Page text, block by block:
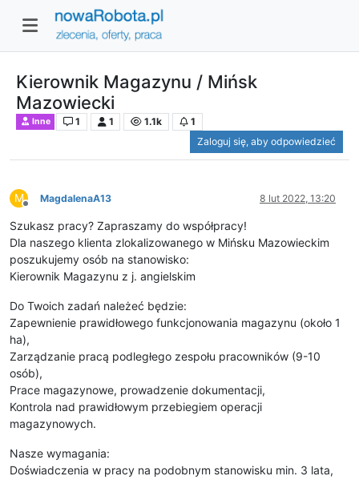
Kierownik Magazynu / Mińsk
Mazowiecki
Inne 1 1 1.1k
1
Zaloguj się, aby odpowiedzieć
M
Niedostępny
MagdalenaA13 8 lut 2022, 13:20
Szukasz pracy? Zapraszamy do współpracy!
Dla naszego klienta zlokalizowanego w Mińsku Mazowieckim
poszukujemy osób na stanowisko:
Kierownik Magazynu z j. angielskim
Do Twoich zadań należeć będzie:
Zapewnienie prawidłowego funkcjonowania magazynu (około 1
ha),
Zarządzanie pracą podległego zespołu pracowników (9-10
osób),
Prace magazynowe, prowadzenie dokumentacji,
Kontrola nad prawidłowym przebiegiem operacji
magazynowych.
Nasze wymagania:
Doświadczenia w pracy na podobnym stanowisku min. 3 lata,